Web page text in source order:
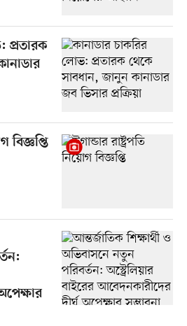
প্রতারক
বিজ্ঞপ্তি